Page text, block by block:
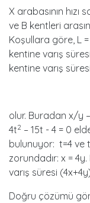
X arabasının
ve B kentleri
Koşullara göre, L
kentine varış
kentine varış
(4x+4y)/
olur. Buradan x/y
4t2 – 15t - 4 = 0
bulunuyor: t=4 ve
zorundadır: x =
varış süresi
Doğru çözümü